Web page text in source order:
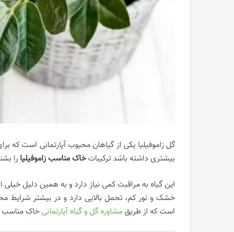
گل زاموفیلیا یکی از گیاهان محبوب آپارتمانی است که
بیشتری داشته باشد ترکیباتخاک مناسب زاموفیلیا را
این گیاه به مراقبت کمی نیاز دارد و به همین دلیل خیلی
خشک و نور کم، تحمل بالایی دارد و در بیشتر شرایط
است که از طریق مشاوره گل و گیاه آپارتمانی خاک مناسب